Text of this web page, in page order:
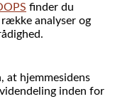
finder du
analyser og
at hjemmesidens
inden for